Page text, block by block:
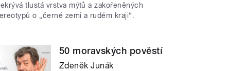
tlustá vrstva mýtů a zakořeněných
o „černé zemi a rudém kraji“.
50 moravských pověstí
Zdeněk Junák